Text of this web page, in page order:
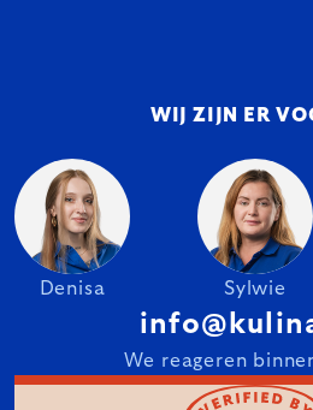
WIJ ZIJN ER
Denisa Sylwie
We reageren